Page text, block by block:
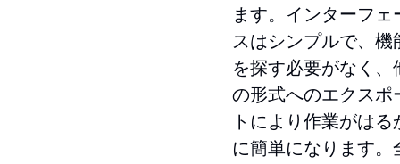
ます。インターフェ
スはシンプルで、機
を探す必要がなく、
の形式へのエクスポ
トにより作業がはる
に簡単になります。